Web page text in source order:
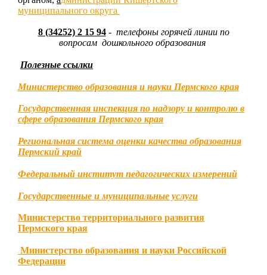
муниципального округа
8 (34252) 2 15 94- телефоны горячей линии по
вопросам дошкольного образования
Полезные ссылки
Министерство образования и науки Пермского края
Государственная инспекция по надзору и контролю в
сфере образования Пермского края
Региональная система оценки качества образования
Пермский край
Федеральный институт педагогических измерений
Государственные и муниципальные услуги
Министерство территориального развития
Пермского края
Министерство образования и науки Российской
Федерации